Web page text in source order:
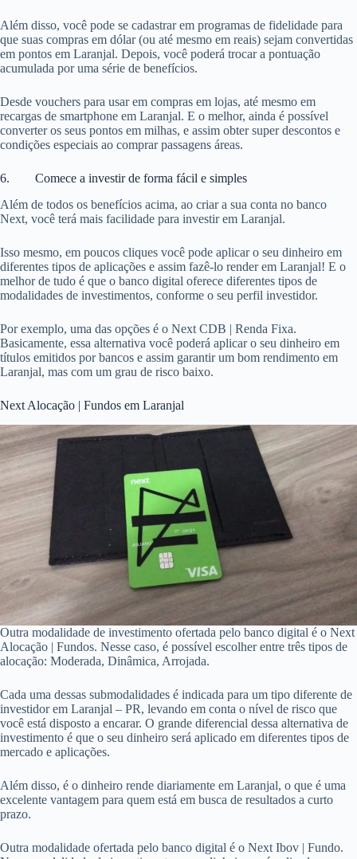
Além disso, você pode se cadastrar em programas de fidelidade para
que suas compras em dólar (ou até mesmo em reais) sejam convertidas
em pontos em Laranjal. Depois, você poderá trocar a pontuação
acumulada por uma série de benefícios.
Desde vouchers para usar em compras em lojas, até mesmo em
recargas de smartphone em Laranjal. E o melhor, ainda é possível
converter os seus pontos em milhas, e assim obter super descontos e
condições especiais ao comprar passagens áreas.
6. Comece a investir de forma fácil e simples
Além de todos os benefícios acima, ao criar a sua conta no banco
Next, você terá mais facilidade para investir em Laranjal.
Isso mesmo, em poucos cliques você pode aplicar o seu dinheiro em
diferentes tipos de aplicações e assim fazê-lo render em Laranjal! E o
melhor de tudo é que o banco digital oferece diferentes tipos de
modalidades de investimentos, conforme o seu perfil investidor.
Por exemplo, uma das opções é o Next CDB | Renda Fixa.
Basicamente, essa alternativa você poderá aplicar o seu dinheiro em
títulos emitidos por bancos e assim garantir um bom rendimento em
Laranjal, mas com um grau de risco baixo.
Next Alocação | Fundos em Laranjal
Outra modalidade de investimento ofertada pelo banco digital é o Next
Alocação | Fundos. Nesse caso, é possível escolher entre três tipos de
alocação: Moderada, Dinâmica, Arrojada.
Cada uma dessas submodalidades é indicada para um tipo diferente de
investidor em Laranjal – PR, levando em conta o nível de risco que
você está disposto a encarar. O grande diferencial dessa alternativa de
investimento é que o seu dinheiro será aplicado em diferentes tipos de
mercado e aplicações.
Além disso, é o dinheiro rende diariamente em Laranjal, o que é uma
excelente vantagem para quem está em busca de resultados a curto
prazo.
Outra modalidade ofertada pelo banco digital é o Next Ibov | Fundo.